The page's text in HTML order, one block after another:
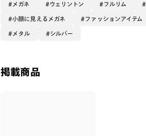
メガネ ウェリントン フルリム
小顔に見えるメガネ ファッションアイテム
メタル シルバー
掲載商品